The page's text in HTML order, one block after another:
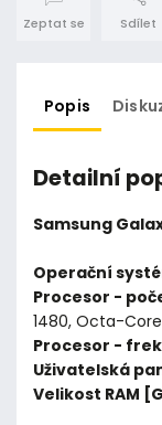
Zeptat se Sdílet
Popis
Detailní
Samsung
Operační
Procesor -
1480, Octa-Core
Procesor -
Uživatelská
Velikost RAM